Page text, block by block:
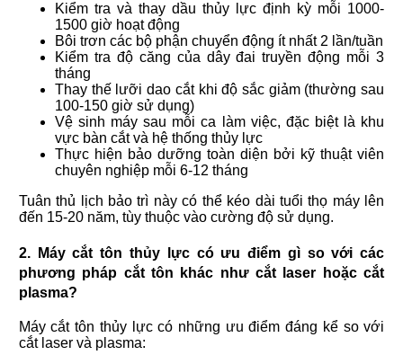
Kiểm tra và thay dầu thủy lực định kỳ mỗi 1000-
1500 giờ hoạt động
Bôi trơn các bộ phận chuyển động ít nhất 2 lần/tuần
Kiểm tra độ căng của dây đai truyền động mỗi 3
tháng
Thay thế lưỡi dao cắt khi độ sắc giảm (thường sau
100-150 giờ sử dụng)
Vệ sinh máy sau mỗi ca làm việc, đặc biệt là khu
vực bàn cắt và hệ thống thủy lực
Thực hiện bảo dưỡng toàn diện bởi kỹ thuật viên
chuyên nghiệp mỗi 6-12 tháng
Tuân thủ lịch bảo trì này có thể kéo dài tuổi thọ máy lên
đến 15-20 năm, tùy thuộc vào cường độ sử dụng.
2. Máy cắt tôn thủy lực có ưu điểm gì so với các
phương pháp cắt tôn khác như cắt laser hoặc cắt
plasma?
Máy cắt tôn thủy lực có những ưu điểm đáng kể so với
cắt laser và plasma: